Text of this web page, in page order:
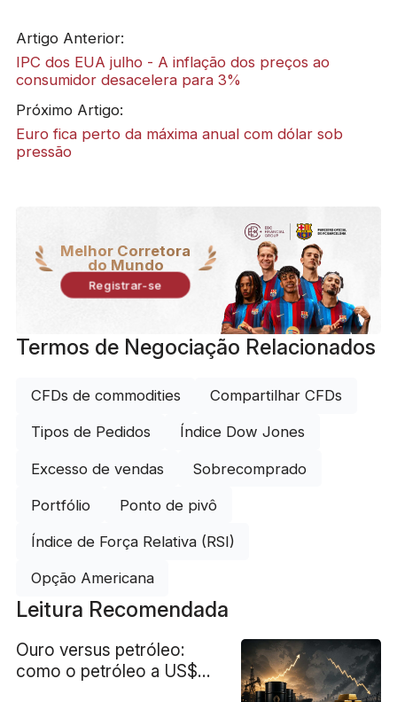
Artigo Anterior:
IPC dos EUA julho - A inflação dos preços ao
consumidor desacelera para 3%
Próximo Artigo:
Euro fica perto da máxima anual com dólar sob
pressão
Melhor Corretora
do Mundo
Registrar-se
Termos de Negociação Relacionados
CFDs de commodities Compartilhar CFDs
Tipos de Pedidos Índice Dow Jones
Excesso de vendas Sobrecomprado
Portfólio Ponto de pivô
Índice de Força Relativa (RSI)
Opção Americana
Leitura Recomendada
Ouro versus petróleo:
como o petróleo a US$